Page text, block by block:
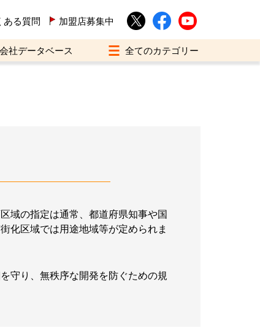
ある質問 加盟店募集中
社データベース
域の指定は通常、都道府県知事や国
化区域では用途地域等が定められま
守り、無秩序な開発を防ぐための規